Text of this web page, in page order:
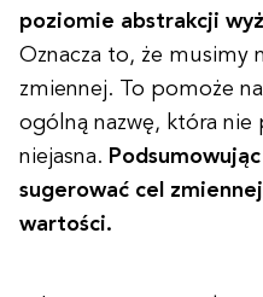
poziomie abstrakcji
Oznacza to, że musimy
zmiennej. To pomoże
ogólną nazwę, która nie
niejasna.
sugerować cel
wartości.